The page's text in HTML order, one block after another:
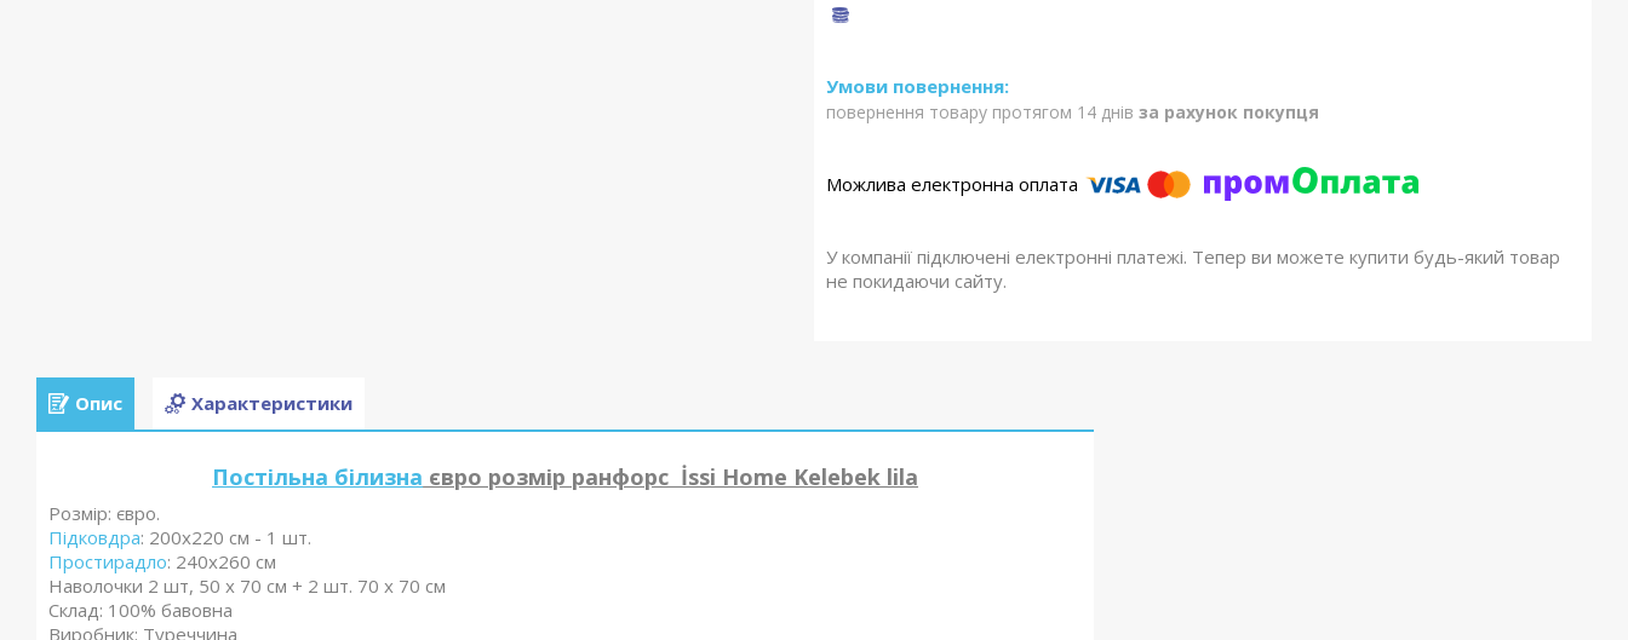
повернення товару протягом 14 днів за рахунок покупця
У компанії підключені електронні платежі. Тепер ви можете купити будь-який товар
не покидаючи сайту.
Опис Характеристики
Постільна білизна євро розмір ранфорс İssi Home Kelebek lila
Розмір: євро.
Підковдра: 200х220 см - 1 шт.
Простирадло: 240х260 см
Наволочки 2 шт, 50 х 70 см + 2 шт. 70 х 70 см
Склад: 100% бавовна
Виробник: Туреччина